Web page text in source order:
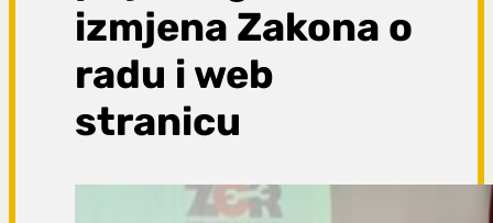
izmjena Zakona o
radu i web
stranicu